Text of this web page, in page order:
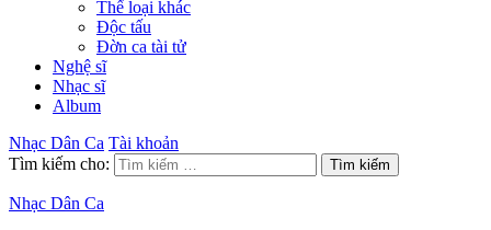
Thể loại khác
Độc tấu
Đờn ca tài tử
Nghệ sĩ
Nhạc sĩ
Album
Nhạc Dân Ca Tài khoản
Tìm kiếm cho:
Nhạc Dân Ca